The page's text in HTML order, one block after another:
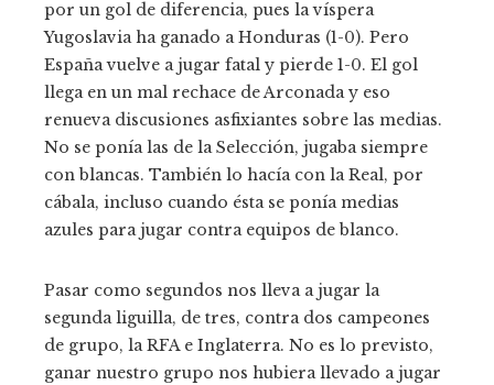
por un gol de diferencia, pues la víspera
Yugoslavia ha ganado a Honduras (1-0). Pero
España vuelve a jugar fatal y pierde 1-0. El gol
llega en un mal rechace de Arconada y eso
renueva discusiones asfixiantes sobre las medias.
No se ponía las de la Selección, jugaba siempre
con blancas. También lo hacía con la Real, por
cábala, incluso cuando ésta se ponía medias
azules para jugar contra equipos de blanco.
Pasar como segundos nos lleva a jugar la
segunda liguilla, de tres, contra dos campeones
de grupo, la RFA e Inglaterra. No es lo previsto,
ganar nuestro grupo nos hubiera llevado a jugar